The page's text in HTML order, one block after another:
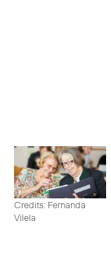
Credits: Fernanda
Vilela